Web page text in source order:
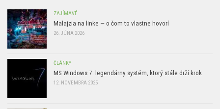
ZAJÍMAVÉ
Malajzia na linke — o čom to vlastne hovorí
26. JÚNA 2026
ČLÁNKY
MS Windows 7: legendárny systém, ktorý stále drží krok
12. NOVEMBRA 2025